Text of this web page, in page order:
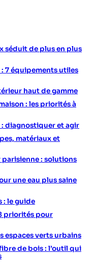
séduit de plus en plus
7 équipements utiles
haut de gamme
: les priorités à
: diagnostiquer et agir
matériaux et
parisienne : solutions
une eau plus saine
: le guide
priorités pour
espaces verts urbains
de bois : l’outil qui